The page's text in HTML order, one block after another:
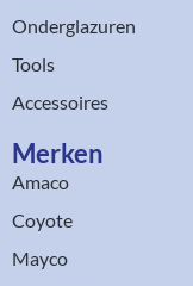
Onderglazuren
Tools
Accessoires
Merken
Amaco
Coyote
Mayco